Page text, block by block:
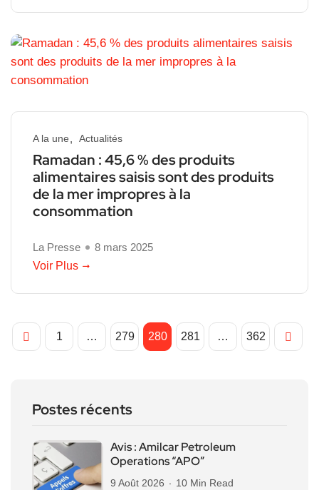
A la une Actualités
Ramadan : 45,6 % des produits
alimentaires saisis sont des produits
de la mer impropres à la
consommation
La Presse
8 mars 2025
Voir Plus
1 … 279 280 281 … 362
Postes récents
Avis : Amilcar Petroleum
Operations “APO”
9 Août 2026 10 Min Read